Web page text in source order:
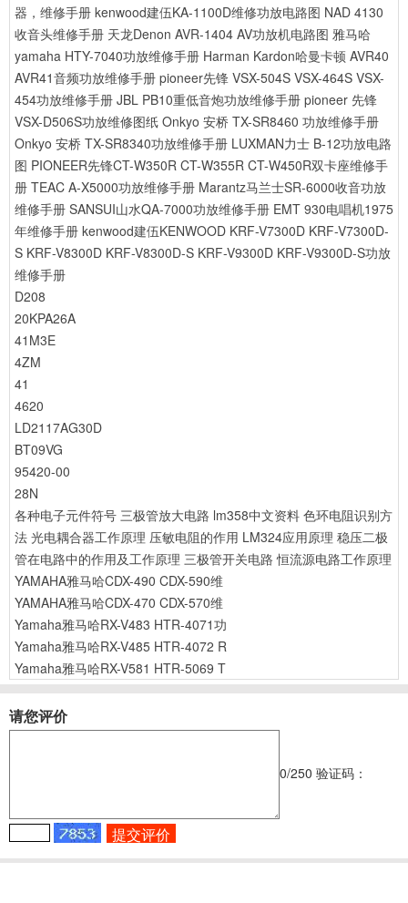
器，维修手册 kenwood建伍KA-1100D维修功放电路图 NAD 4130
收音头维修手册 天龙Denon AVR-1404 AV功放机电路图 雅马哈
yamaha HTY-7040功放维修手册 Harman Kardon哈曼卡顿 AVR40
AVR41音频功放维修手册 pioneer先锋 VSX-504S VSX-464S VSX-
454功放维修手册 JBL PB10重低音炮功放维修手册 pioneer 先锋
VSX-D506S功放维修图纸 Onkyo 安桥 TX-SR8460 功放维修手册
Onkyo 安桥 TX-SR8340功放维修手册 LUXMAN力士 B-12功放电路
图 PIONEER先锋CT-W350R CT-W355R CT-W450R双卡座维修手
册 TEAC A-X5000功放维修手册 Marantz马兰士SR-6000收音功放
维修手册 SANSUI山水QA-7000功放维修手册 EMT 930电唱机1975
年维修手册 kenwood建伍KENWOOD KRF-V7300D KRF-V7300D-
S KRF-V8300D KRF-V8300D-S KRF-V9300D KRF-V9300D-S功放
维修手册
D208
20KPA26A
41M3E
4ZM
41
4620
LD2117AG30D
BT09VG
95420-00
28N
各种电子元件符号 三极管放大电路 lm358中文资料 色环电阻识别方
法 光电耦合器工作原理 压敏电阻的作用 LM324应用原理 稳压二极
管在电路中的作用及工作原理 三极管开关电路 恒流源电路工作原理
YAMAHA雅马哈CDX-490 CDX-590维
YAMAHA雅马哈CDX-470 CDX-570维
Yamaha雅马哈RX-V483 HTR-4071功
Yamaha雅马哈RX-V485 HTR-4072 R
Yamaha雅马哈RX-V581 HTR-5069 T
请您评价
0/250 验证码：